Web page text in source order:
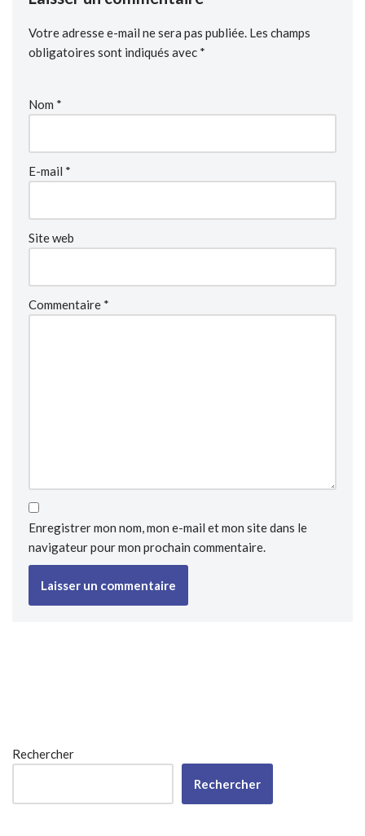
Votre adresse e-mail ne sera pas publiée. Les champs
obligatoires sont indiqués avec *
Nom *
E-mail *
Site web
Commentaire *
Enregistrer mon nom, mon e-mail et mon site dans le
navigateur pour mon prochain commentaire.
Rechercher
Rechercher